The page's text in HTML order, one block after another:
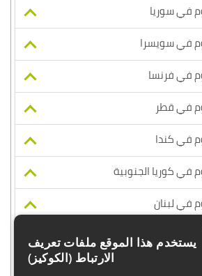
في سوريا
في سويسرا
في فرنسا
في قطر
في كندا
في كوريا الجنوبية
في لبنان
ليبيا
ماليزيا
يستخدم هذا الموقع ملفات تعريف
الارتباط (الكوكيز)